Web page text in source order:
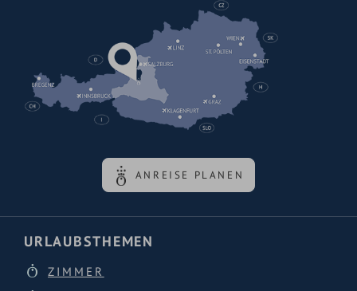
ANREISE PLANEN
URLAUBSTHEMEN
ZIMMER